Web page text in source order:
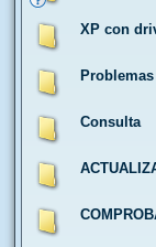
XP con
Consulta